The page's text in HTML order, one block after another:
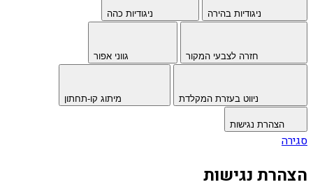
ניגודיות בהירה ניגודיות כהה
חזרה לצבעי המקור גווני אפור
ניווט בעזרת המקלדת מיתוג קו-תחתון
סגירה
הצהרת נגישות